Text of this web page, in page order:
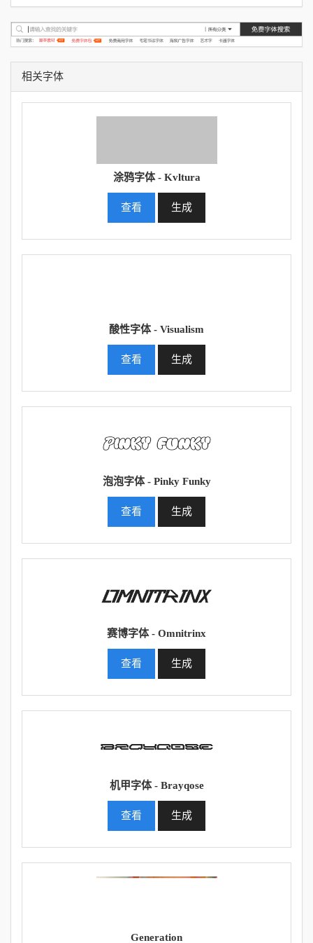
相关字体
涂鸦字体 - Kvltura
查看 生成
酸性字体 - Visualism
查看 生成
泡泡字体 - Pinky Funky
查看 生成
赛博字体 - Omnitrinx
查看 生成
机甲字体 - Brayqose
查看 生成
Generation